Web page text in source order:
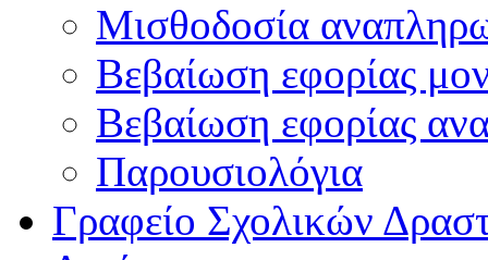
Μισθοδοσία
Βεβαίωση εφορίας
Βεβαίωση εφορίας
Παρουσιολόγια
Γραφείο Σχολικών